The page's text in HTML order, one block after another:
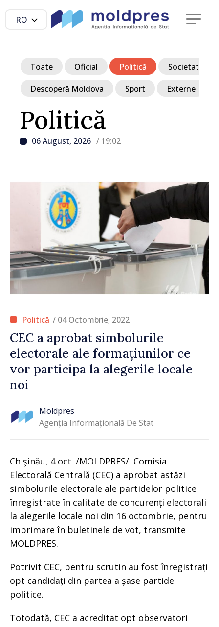
RO
Politică
06 August, 2026 / 19:02
Toate Oficial Politică Societate
Descoperă Moldova Sport Externe
/ 04 Octombrie, 2022
CEC a aprobat simbolurile
electorale ale formațiunilor ce
vor participa la alegerile locale
noi
Moldpres
Agenția Informațională De Stat
Chişinău, 4 oct. /MOLDPRES/. Comisia
Electorală Centrală (CEC) a aprobat astăzi
simbolurile electorale ale partidelor politice
înregistrate în calitate de concurenți electorali
la alegerile locale noi din 16 octombrie, pentru
imprimare în buletinele de vot, transmite
MOLDPRES.
Potrivit CEC, pentru scrutin au fost înregistrați
opt candidați din partea a șase partide
politice.
Totodată, CEC a acreditat opt observatori